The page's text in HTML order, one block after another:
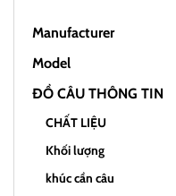
Manufacturer
Model
ĐỒ CÂU THÔNG TIN
CHẤT LIỆU
Khối lượng
khúc cần câu